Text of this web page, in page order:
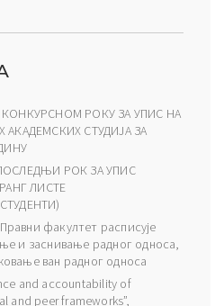
РОКУ ЗА УПИС НА
СТУДИЈА ЗА
РОК ЗА УПИС
ЛИСТЕ
факултет расписује
и заснивање радног односа,
ван радног односа
and accountability of
and peer frameworks”,